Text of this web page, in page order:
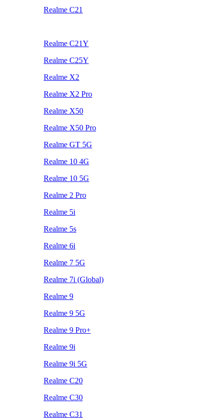
Realme C21
Realme C21Y
Realme C25Y
Realme X2
Realme X2 Pro
Realme X50
Realme X50 Pro
Realme GT 5G
Realme 10 4G
Realme 10 5G
Realme 2 Pro
Realme 5i
Realme 5s
Realme 6i
Realme 7 5G
Realme 7i (Global)
Realme 9
Realme 9 5G
Realme 9 Pro+
Realme 9i
Realme 9i 5G
Realme C20
Realme C30
Realme C31